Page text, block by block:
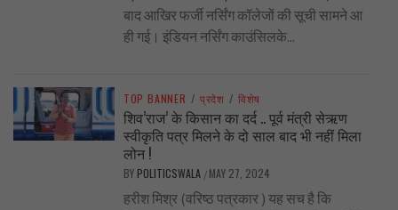
बाद आखिर फर्जी नर्सिंग कॉलेजों की सूची सामने आ
ही गई। इंडियन नर्सिंग काउंसिलके...
TOP BANNER / प्रदेश / विशेष
शिव’राज’ के किसान का दर्द .. पूर्व मंत्री सेऋण
स्वीकृति पत्र मिलने के दो साल बाद भी नहीं मिला
लोन !
BY POLITICSWALA / MAY 27, 2024
हरीश मिश्र (वरिष्ठ पत्रकार ) यह सच है कि